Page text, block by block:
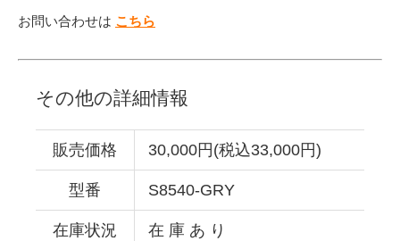
お問い合わせは こちら
その他の詳細情報
販売価格 30,000円(税込33,000円)
型番 S8540-GRY
在庫状況 在 庫 あ り